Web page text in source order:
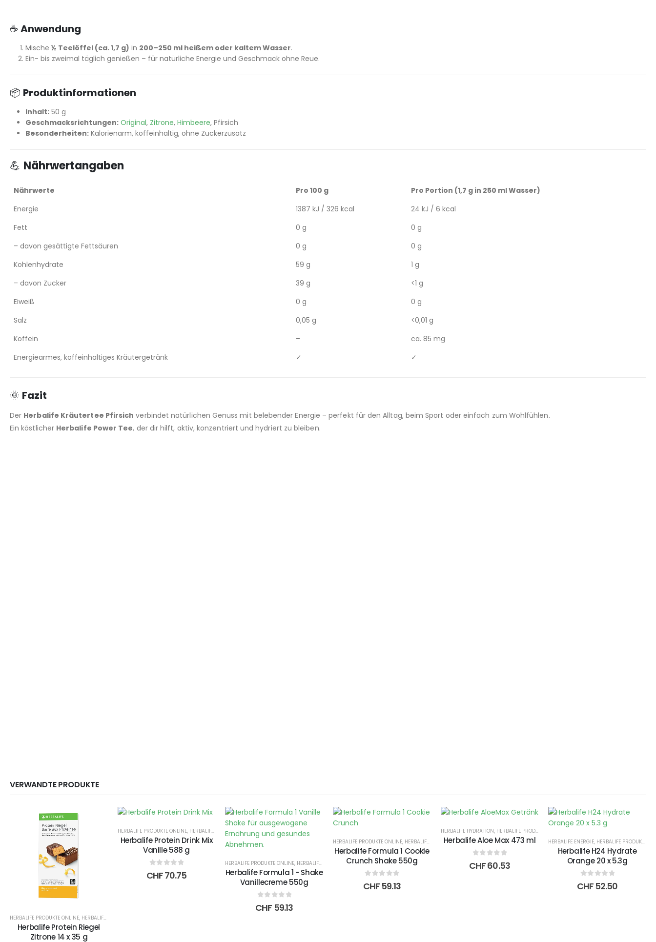
☕ Anwendung
Mische ½ Teelöffel (ca. 1,7 g) in 200–250 ml heißem oder kaltem Wasser.
Ein- bis zweimal täglich genießen – für natürliche Energie und Geschmack ohne Reue.
📦 Produktinformationen
Inhalt: 50 g
Geschmacksrichtungen: Original, Zitrone, Himbeere, Pfirsich
Besonderheiten: Kalorienarm, koffeinhaltig, ohne Zuckerzusatz
💪 Nährwertangaben
Nährwerte Pro 100 g
Pro Portion (1,7 g in 250 ml Wasser)
Energie
1387 kJ / 326 kcal
24 kJ / 6 kcal
Fett
0 g
0 g
– davon gesättigte Fettsäuren
0 g
0 g
Kohlenhydrate
59 g
1 g
– davon Zucker
39 g
<1 g
Eiweiß
0 g
0 g
Salz
0,05 g
<0,01 g
Koffein
–
ca. 85 mg
Energiearmes, koffeinhaltiges Kräutergetränk
✓ ✓
🌞 Fazit
Der Herbalife Kräutertee Pfirsich verbindet natürlichen Genuss mit belebender Energie – perfekt für den Alltag, beim Sport oder einfach zum Wohlfühlen.
Ein köstlicher Herbalife Power Tee, der dir hilft, aktiv, konzentriert und hydriert zu bleiben.
VERWANDTE PRODUKTE
HERBALIFE PRODUKTE ONLINE, HERBALIFE SNACKS
Herbalife Protein Riegel
Zitrone 14 x 35 g
HERBALIFE PRODUKTE ONLINE, HERBALIFE PROTEIN SHAKE
Herbalife Protein Drink Mix
Vanille 588 g
out of 5
CHF70.75
HERBALIFE PRODUKTE ONLINE, HERBALIFE PROTEIN SHAKE ,HERBALIFE SHAKES
Herbalife Formula 1 - Shake
Vanillecreme 550g
out of 5
CHF 59.13
HERBALIFE PRODUKTE ONLINE, HERBALIFE PROTEIN SHAKE ,HERBALIFE SHAKES
Herbalife Formula 1 Cookie
Crunch Shake 550g
out of 5
CHF 59.13
HERBALIFE HYDRATION, HERBALIFE PRODUKTE ONLINE
Herbalife Aloe Max 473 ml
out of 5
CHF60.53
HERBALIFE ENERGIE, HERBALIFE PRODUKTE ONLINE
Herbalife H24 Hydrate
Orange 20 x 5.3g
out of 5
CHF52.50